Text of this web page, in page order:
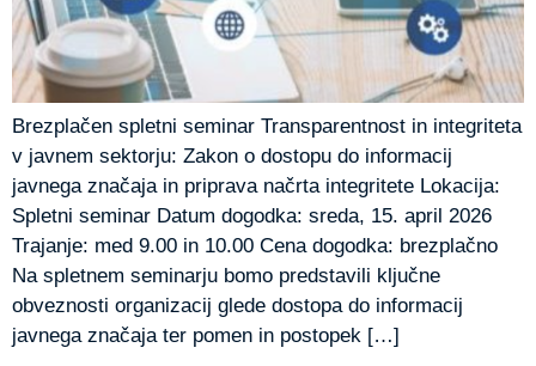
Brezplačen spletni seminar Transparentnost in integriteta
v javnem sektorju: Zakon o dostopu do informacij
javnega značaja in priprava načrta integritete Lokacija:
Spletni seminar Datum dogodka: sreda, 15. april 2026
Trajanje: med 9.00 in 10.00 Cena dogodka: brezplačno
Na spletnem seminarju bomo predstavili ključne
obveznosti organizacij glede dostopa do informacij
javnega značaja ter pomen in postopek […]